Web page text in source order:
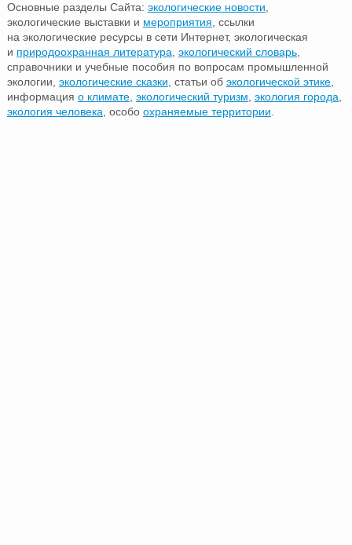
Основные разделы Сайта: экологические новости,
экологические выставки и мероприятия, ссылки
на экологические ресурсы в сети Интернет, экологическая
и природоохранная литература, экологический словарь,
справочники и учебные пособия по вопросам промышленной
экологии, экологические сказки, статьи об экологической этике,
информация о климате, экологический туризм, экология города,
экология человека, особо охраняемые территории.